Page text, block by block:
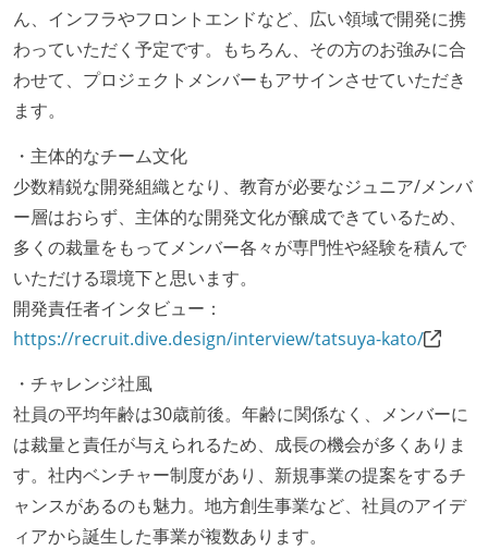
「リファクタリングは随時行われるべき」という価値
観をメンバー全員が共有しており、日常的に実施して
いる
何らかのコーディング規約をチーム全体で遵守するよ
うにしている
提出されたコードには自動的にリグレッションテスト
が実行される環境が構築されている
テストの実施度
ほとんどのプロダクトコードに単体テストを記述、実
施している
機能の実装と同時にテストコードを記述している
アジャイル実践状況
継続的なデプロイ（デリバリー）を行っている
ワークフローの整備
全てのコードをバージョン管理ツールで管理している
ん、インフラやフロントエンドなど、広い領域で開発に携
わっていただく予定です。もちろん、その方のお強みに合
わせて、プロジェクトメンバーもアサインさせていただき
ます。
・主体的なチーム文化
少数精鋭な開発組織となり、教育が必要なジュニア/メンバ
ー層はおらず、主体的な開発文化が醸成できているため、
多くの裁量をもってメンバー各々が専門性や経験を積んで
いただける環境下と思います。
開発責任者インタビュー：
https://recruit.dive.design/interview/tatsuya-kato/
・チャレンジ社風
社員の平均年齢は30歳前後。年齢に関係なく、メンバーに
は裁量と責任が与えられるため、成長の機会が多くありま
す。社内ベンチャー制度があり、新規事業の提案をするチ
ャンスがあるのも魅力。地方創生事業など、社員のアイデ
ィアから誕生した事業が複数あります。